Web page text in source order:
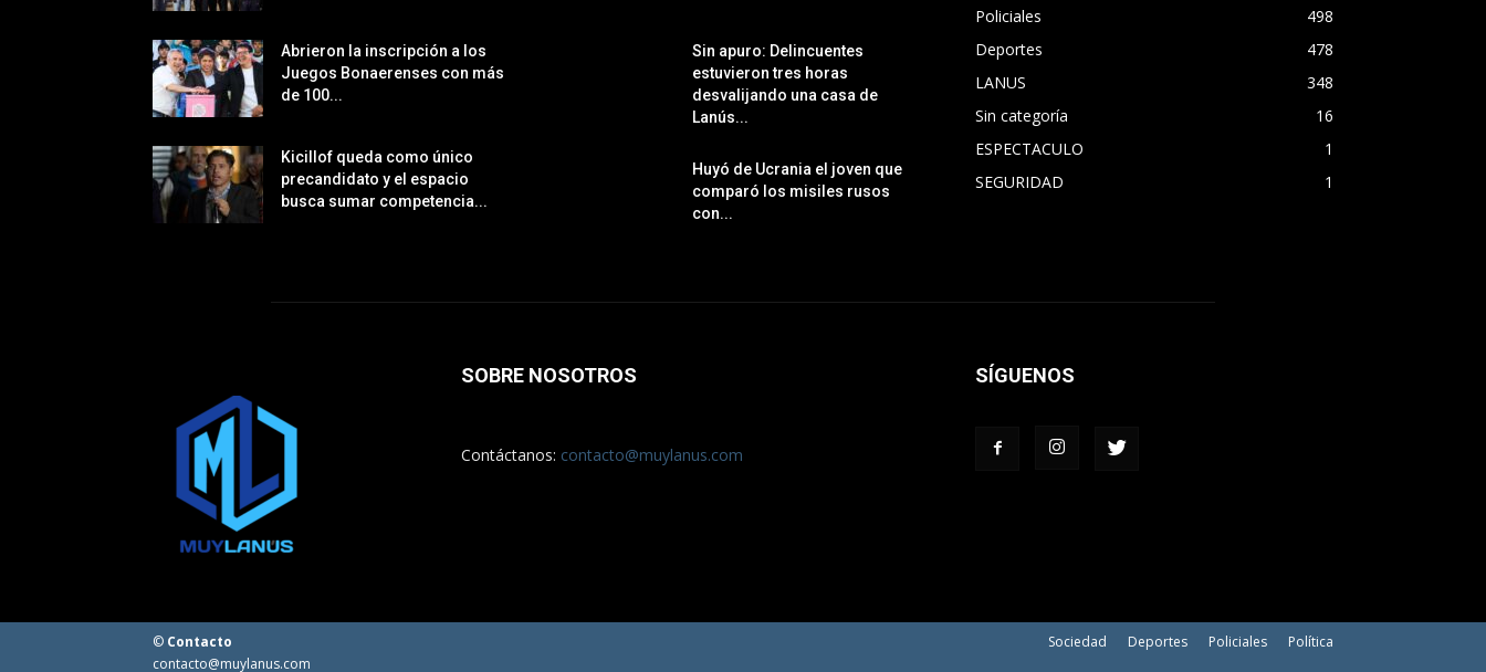
Abrieron la inscripción a los
Juegos Bonaerenses con más
de 100...
Kicillof queda como único
precandidato y el espacio
busca sumar competencia...
Sin apuro: Delincuentes
estuvieron tres horas
desvalijando una casa de
Lanús...
Huyó de Ucrania el joven que
comparó los misiles rusos
con...
Policiales
498
Deportes
478
LANUS
348
Sin categoría
16
ESPECTACULO
1
SEGURIDAD
1
SOBRE NOSOTROS
Contáctanos: contacto@muylanus.com
SÍGUENOS
Sociedad Deportes Policiales Política
© Contacto
contacto@muylanus.com